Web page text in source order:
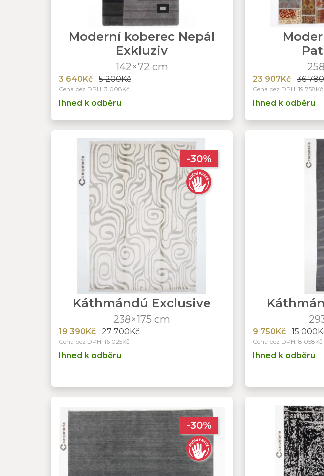
Moderní koberec Nepál
Exkluziv
142×72 cm
3 640Kč 5 200Kč
Cena bez DPH: 3 008Kč
Ihned k odběru
23 907Kč 36
Cena bez DPH: 19 758Kč
Ihned k odběru
-30%
Káthmándú Exclusive
238×175 cm
19 390Kč 27 700Kč
Cena bez DPH: 16 025Kč
Ihned k odběru
9 750Kč 15
Cena bez DPH: 8 058Kč
Ihned k odběru
-30%